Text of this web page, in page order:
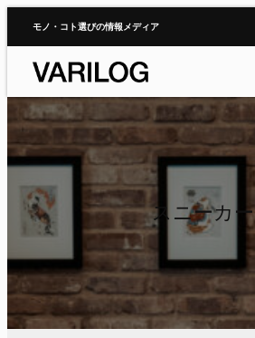
ッ
プ
モノ・コト選びの情報メディア
スニーカー